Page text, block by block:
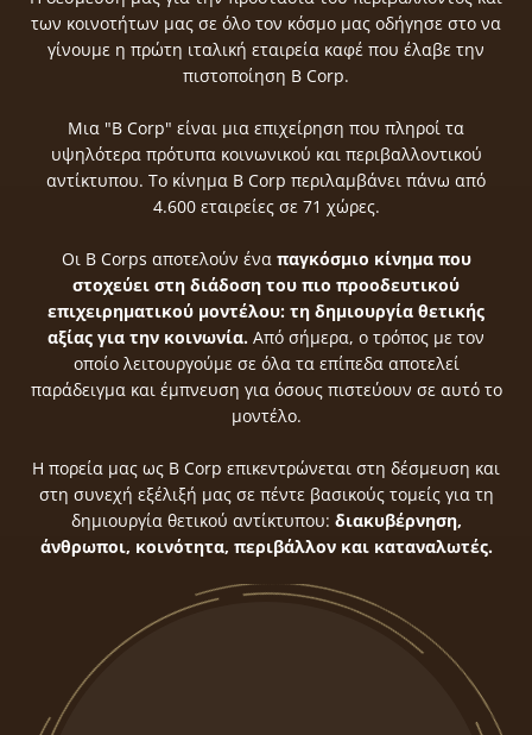
των κοινοτήτων μας σε όλο τον κόσμο μας οδήγησε στο να
γίνουμε η πρώτη ιταλική εταιρεία καφέ που έλαβε την
πιστοποίηση B Corp.
Μια "B Corp" είναι μια επιχείρηση που πληροί τα
υψηλότερα πρότυπα κοινωνικού και περιβαλλοντικού
αντίκτυπου. Το κίνημα B Corp περιλαμβάνει πάνω από
4.600 εταιρείες σε 71 χώρες.
Οι B Corps αποτελούν ένα παγκόσμιο κίνημα που
στοχεύει στη διάδοση του πιο προοδευτικού
επιχειρηματικού μοντέλου: τη δημιουργία θετικής
αξίας για την κοινωνία. Από σήμερα, ο τρόπος με τον
οποίο λειτουργούμε σε όλα τα επίπεδα αποτελεί
παράδειγμα και έμπνευση για όσους πιστεύουν σε αυτό το
μοντέλο.
Η πορεία μας ως B Corp επικεντρώνεται στη δέσμευση και
στη συνεχή εξέλιξή μας σε πέντε βασικούς τομείς για τη
δημιουργία θετικού αντίκτυπου: διακυβέρνηση,
άνθρωποι, κοινότητα, περιβάλλον και καταναλωτές.
Δημιουργήστε λογαριασμό για να αποθηκεύσετε τα
Αγαπημένα σας
Δημιουργήστε τον προσωπικό σας λογαριασμό και
Βρείτε το προϊόν που επιθυμείτε και πατήστε στο
κουμπί "Προσθήκη στα Αγαπημένα".
Βρείτε την δική σας λίστα Αγαπημένων στο προφίλ